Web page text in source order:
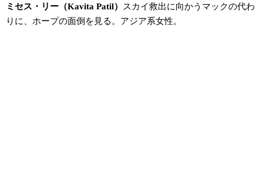
ミセス・リー（Kavita Patil）
スカイ救出に向かうマックの代わ
りに、ホープの面倒を見る。アジア系女性。